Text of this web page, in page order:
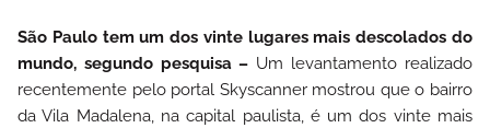
São Paulo tem um dos vinte lugares mais descolados do
mundo, segundo pesquisa – Um levantamento realizado
recentemente pelo portal Skyscanner mostrou que o bairro
da Vila Madalena, na capital paulista, é um dos vinte mais